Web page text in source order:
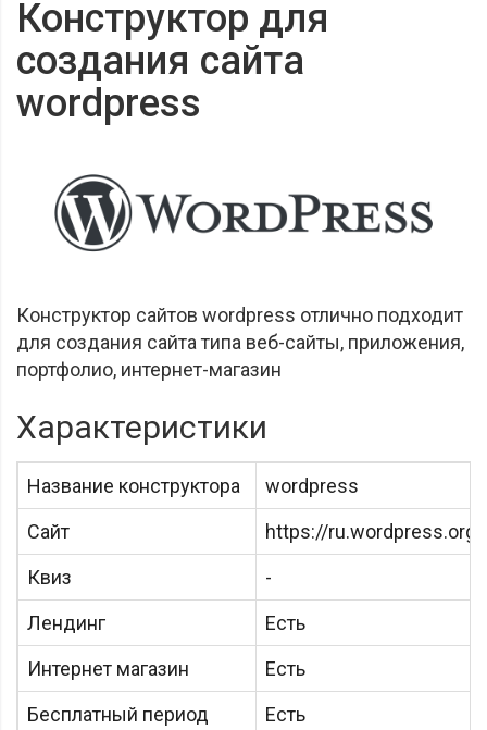
Конструктор для
создания сайта
wordpress
Конструктор сайтов wordpress отлично подходит
для создания сайта типа веб-сайты, приложения,
портфолио, интернет-магазин
Характеристики
Название конструктора
wordpress
Сайт
https://ru.wordpress.org/
Квиз
-
Лендинг
Есть
Интернет магазин
Есть
Бесплатный период
Есть